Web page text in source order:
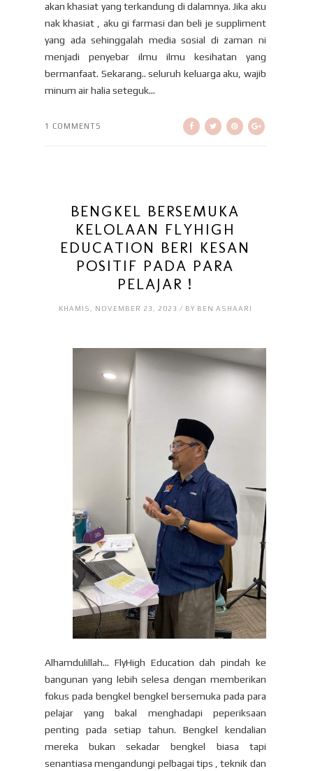
akan khasiat yang terkandung di dalamnya. Jika aku
nak khasiat , aku gi farmasi dan beli je suppliment
yang ada sehinggalah media sosial di zaman ni
menjadi penyebar ilmu ilmu kesihatan yang
bermanfaat. Sekarang.. seluruh keluarga aku, wajib
minum air halia seteguk...
1 COMMENTS
BENGKEL BERSEMUKA
KELOLAAN FLYHIGH
EDUCATION BERI KESAN
POSITIF PADA PARA
PELAJAR !
KHAMIS, NOVEMBER 23, 2023 / BY BEN ASHAARI
Alhamdulillah... FlyHigh Education dah pindah ke
bangunan yang lebih selesa dengan memberikan
fokus pada bengkel bengkel bersemuka pada para
pelajar yang bakal menghadapi peperiksaan
penting pada setiap tahun. Bengkel kendalian
mereka bukan sekadar bengkel biasa tapi
senantiasa mengandungi pelbagai tips , teknik dan